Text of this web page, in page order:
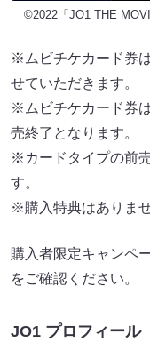
©︎2022「JO1 THE
※ムビチケカード券
せていただきます。
※ムビチケカード券
売終了となります。
※カードタイプの前
す。
※購⼊特典はありませ
購⼊者限定キャンペ
をご確認ください。
JO1 プロフィール